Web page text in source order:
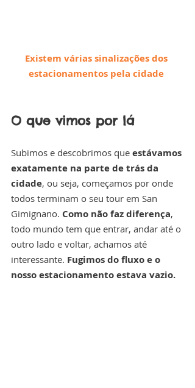
Existem várias sinalizações dos
estacionamentos pela cidade
O que vimos por lá
Subimos e descobrimos que estávamos
exatamente na parte de trás da
cidade, ou seja, começamos por onde
todos terminam o seu tour em San
Gimignano. Como não faz diferença,
todo mundo tem que entrar, andar até o
outro lado e voltar, achamos até
interessante. Fugimos do fluxo e o
nosso estacionamento estava vazio.